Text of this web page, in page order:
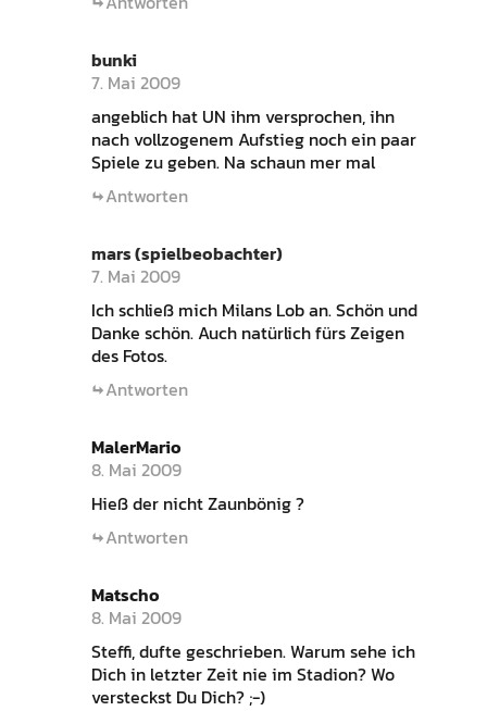
bunki
7. Mai 2009
angeblich hat UN ihm versprochen, ihn
nach vollzogenem Aufstieg noch ein paar
Spiele zu geben. Na schaun mer mal
Antworten
mars (spielbeobachter)
7. Mai 2009
Ich schließ mich Milans Lob an. Schön und
Danke schön. Auch natürlich fürs Zeigen
des Fotos.
Antworten
MalerMario
8. Mai 2009
Hieß der nicht Zaunbönig ?
Antworten
Matscho
8. Mai 2009
Steffi, dufte geschrieben. Warum sehe ich
Dich in letzter Zeit nie im Stadion? Wo
versteckst Du Dich? ;-)